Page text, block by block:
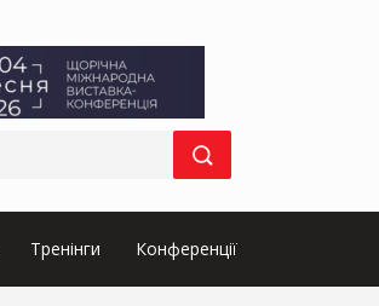
Тренінги Конференції